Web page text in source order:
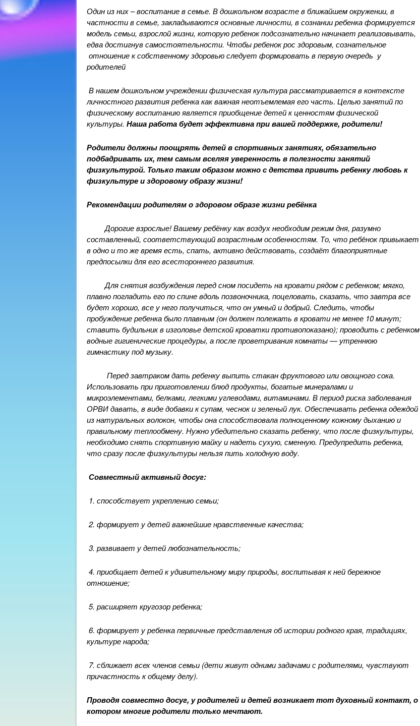
Один из них – воспитание в семье. В дошкольном возрасте в ближайшем окружении, в
частности в семье, закладываются основные личности, в сознании ребенка формируется
модель семьи, взрослой жизни, которую ребенок подсознательно начинает реализовывать,
едва достигнув самостоятельности. Чтобы ребенок рос здоровым, сознательное
отношение к собственному здоровью следует формировать в первую очередь у
родителей
В нашем дошкольном учреждении физическая культура рассматривается в контексте
личностного развития ребенка как важная неотъемлемая его часть. Целью занятий по
физическому воспитанию является приобщение детей к ценностям физической
культуры. Наша работа будет эффективна при вашей поддержке, родители!
Родители должны поощрять детей в спортивных занятиях, обязательно
подбадривать их, тем самым вселяя уверенность в полезности занятий
физкультурой. Только таким образом можно с детства привить ребенку любовь к
физкультуре и здоровому образу жизни!
Рекомендации родителям о здоровом образе жизни ребёнка
Дорогие взрослые! Вашему ребёнку как воздух необходим режим дня, разумно
составленный, соответствующий возрастным особенностям. То, что ребёнок привыкает
в одно и то же время есть, спать, активно действовать, создаёт благоприятные
предпосылки для его всестороннего развития.
Для снятия возбуждения перед сном посидеть на кровати рядом с ребенком; мягко,
плавно погладить его по спине вдоль позвоночника, поцеловать, сказать, что завтра все
будет хорошо, все у него получиться, что он умный и добрый. Следить, чтобы
пробуждение ребенка было плавным (он должен полежать в кровати не менее 10 минут;
ставить будильник в изголовье детской кроватки противопоказано);проводить с ребенком
водные гигиенические процедуры, а после проветривания комнаты — утреннюю
гимнастику под музыку.
Перед завтраком дать ребенку выпить стакан фруктового или овощного сока.
Использовать при приготовлении блюд продукты, богатые минералами и
микроэлементами, белками, легкими углеводами, витаминами. В период риска заболевания
ОРВИ давать, в виде добавки к супам, чеснок и зеленый лук. Обеспечивать ребенка одеждой
из натуральных волокон, чтобы она способствовала полноценному кожному дыханию и
правильному теплообмену. Нужно убедительно сказать ребенку, что после физкультуры,
необходимо снять спортивную майку и надеть сухую, сменную. Предупредить ребенка,
что сразу после физкультуры нельзя пить холодную воду.
Совместный активный досуг:
1. способствует укреплению семьи;
2. формирует у детей важнейшие нравственные качества;
3. развивает у детей любознательность;
4. приобщает детей к удивительному миру природы, воспитывая к ней бережное
отношение;
5. расширяет кругозор ребенка;
6. формирует у ребенка первичные представления об истории родного края, традициях,
культуре народа;
7. сближает всех членов семьи (дети живут одними задачами с родителями, чувствуют
причастность к общему делу).
Проводя совместно досуг, у родителей и детей возникает тот духовный контакт, о
котором многие родители только мечтают.